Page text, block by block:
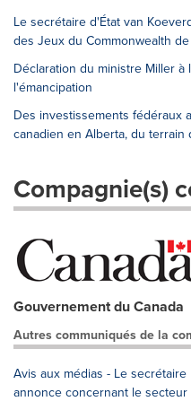
Le secrétaire d'État van
des Jeux du Commonwealth
Déclaration du ministre Miller
l'émancipation
Des investissements fédéraux
canadien en Alberta, du terrain
Compagnie(s)
Gouvernement du Canada
Autres communiqués de la
Avis aux médias - Le
annonce concernant le